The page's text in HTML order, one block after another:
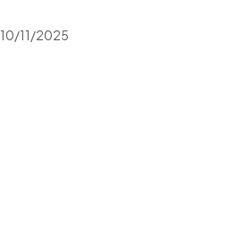
10/11/2025